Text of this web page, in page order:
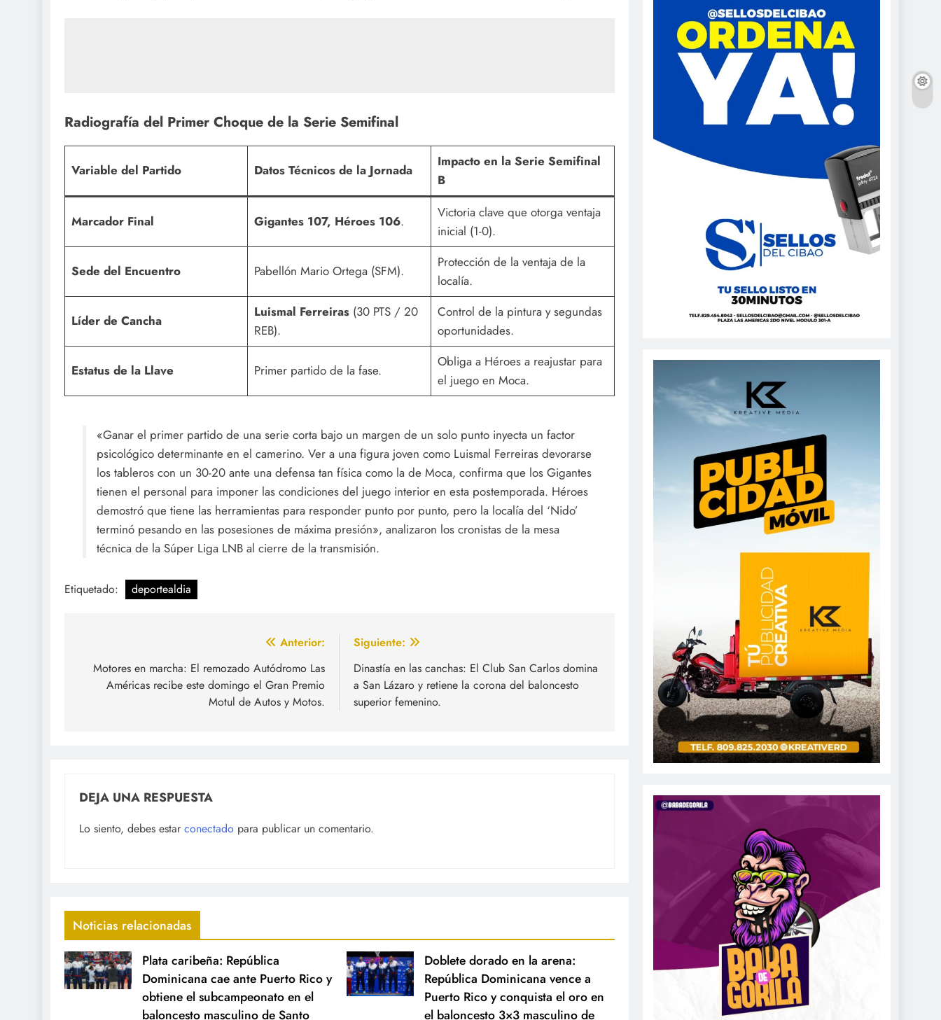
Radiografía del Primer Choque de la Serie Semifinal
Variable del Partido Datos Técnicos de la Jornada
Impacto en la Serie Semifinal
B
Marcador Final Gigantes 107, Héroes 106.
Victoria clave que otorga ventaja
inicial (1-0).
Sede del Encuentro Pabellón Mario Ortega (SFM).
Protección de la ventaja de la
localía.
Líder de Cancha
Luismal Ferreiras(30 PTS / 20
REB).
Control de la pintura y segundas
oportunidades.
Estatus de la Llave Primer partido de la fase.
Obliga a Héroes a reajustar para
el juego en Moca.
«Ganar el primer partido de una serie corta bajo un margen de un solo punto inyecta un factor
psicológico determinante en el camerino. Ver a una figura joven como Luismal Ferreiras devorarse
los tableros con un 30-20 ante una defensa tan física como la de Moca, confirma que los Gigantes
tienen el personal para imponer las condiciones del juego interior en esta postemporada. Héroes
demostró que tiene las herramientas para responder punto por punto, pero la localía del ‘Nido’
terminó pesando en las posesiones de máxima presión», analizaron los cronistas de la mesa
técnica de la Súper Liga LNB al cierre de la transmisión.
Etiquetado: deportealdia
de
entradas
Anterior:
Motores en marcha: El remozado Autódromo Las
Américas recibe este domingo el Gran Premio
Motul de Autos y Motos.
Siguiente:
Dinastía en las canchas: El Club San Carlos domina
a San Lázaro y retiene la corona del baloncesto
superior femenino.
DEJA UNA RESPUESTA
Lo siento, debes estar conectado para publicar un comentario.
Noticias relacionadas
Plata caribeña: República
Dominicana cae ante Puerto Rico y
obtiene el subcampeonato en el
baloncesto masculino de Santo
Doblete dorado en la arena:
República Dominicana vence a
Puerto Rico y conquista el oro en
el baloncesto 3×3 masculino de